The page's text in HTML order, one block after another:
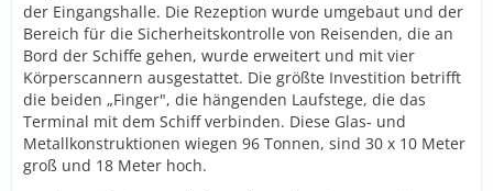
der Eingangshalle. Die Rezeption wurde umgebaut und der
Bereich für die Sicherheitskontrolle von Reisenden, die an
Bord der Schiffe gehen, wurde erweitert und mit vier
Körperscannern ausgestattet. Die größte Investition betrifft
die beiden „Finger", die hängenden Laufstege, die das
Terminal mit dem Schiff verbinden. Diese Glas- und
Metallkonstruktionen wiegen 96 Tonnen, sind 30 x 10 Meter
groß und 18 Meter hoch.